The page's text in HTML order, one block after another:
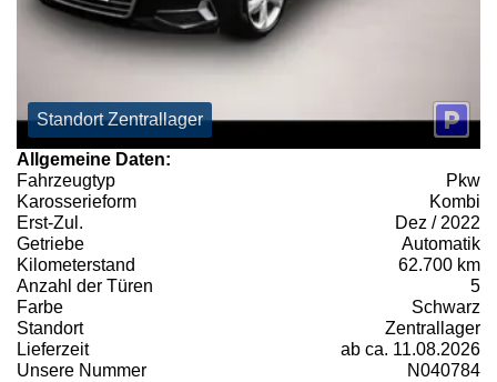
Standort Zentrallager
Allgemeine Daten:
Fahrzeugtyp
Pkw
Karosserieform
Kombi
Erst-Zul.
Dez / 2022
Getriebe
Automatik
Kilometerstand
62.700 km
Anzahl der Türen
5
Farbe
Schwarz
Standort
Zentrallager
Lieferzeit
ab ca. 11.08.2026
Unsere Nummer
N040784